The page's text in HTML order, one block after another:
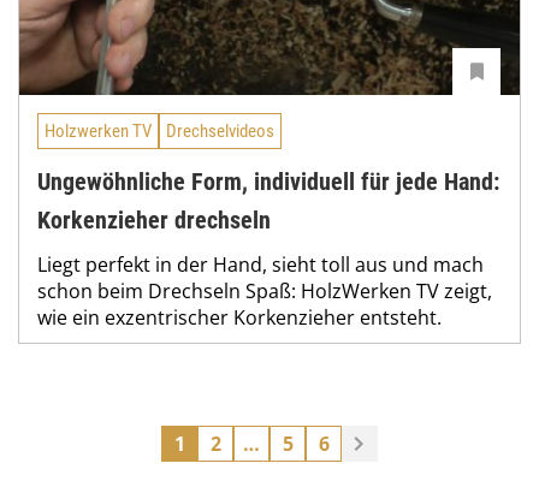
Holzwerken TV Drechselvideos
Ungewöhnliche Form, individuell für jede Hand:
Korkenzieher drechseln
Liegt perfekt in der Hand, sieht toll aus und mach
schon beim Drechseln Spaß: HolzWerken TV zeigt,
wie ein exzentrischer Korkenzieher entsteht.
1 2 … 5 6